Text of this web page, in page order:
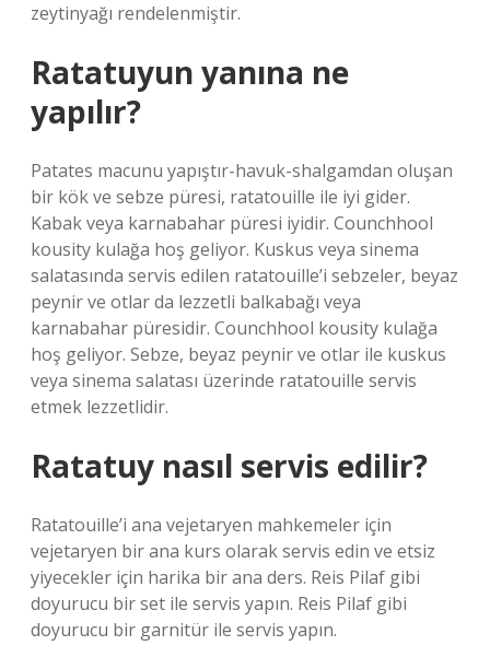
zeytinyağı rendelenmiştir.
Ratatuyun yanına ne
yapılır?
Patates macunu yapıştır-havuk-shalgamdan oluşan
bir kök ve sebze püresi, ratatouille ile iyi gider.
Kabak veya karnabahar püresi iyidir. Counchhool
kousity kulağa hoş geliyor. Kuskus veya sinema
salatasında servis edilen ratatouille’i sebzeler, beyaz
peynir ve otlar da lezzetli balkabağı veya
karnabahar püresidir. Counchhool kousity kulağa
hoş geliyor. Sebze, beyaz peynir ve otlar ile kuskus
veya sinema salatası üzerinde ratatouille servis
etmek lezzetlidir.
Ratatuy nasıl servis edilir?
Ratatouille’i ana vejetaryen mahkemeler için
vejetaryen bir ana kurs olarak servis edin ve etsiz
yiyecekler için harika bir ana ders. Reis Pilaf gibi
doyurucu bir set ile servis yapın. Reis Pilaf gibi
doyurucu bir garnitür ile servis yapın.